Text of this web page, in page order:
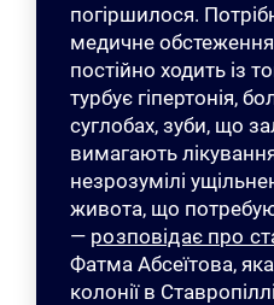
погіршилося.
медичне обстеження
постійно ходить із
турбує гіпертонія,
суглобах, зуби, що
вимагають
незрозумілі
живота, що
— розповідає про
Фатма Абсеїтова,
колонії в